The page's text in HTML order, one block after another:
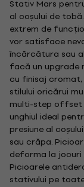
Stativ Mars
al coșului de
extrem de
vor satisface
încărcătura sau
facă un upgrade
cu finisaj
stilului oricărui
multi-step offset
unghiul ideal
presiune al
sau crăpa.
deforma la jocuri
Picioarele
stativului pe